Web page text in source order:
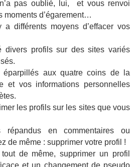
pas oublié, lui,
et vous renvoi
moments d’égarement…
différents moyens d’effacer vos
divers profils sur des sites variés
éparpillés aux quatre coins de la
et vos informations personnelles
les profils sur les sites que vous
en commentaires ou
de même : supprimer votre profil !
de même, supprimer un profil
et un changement de pseudo